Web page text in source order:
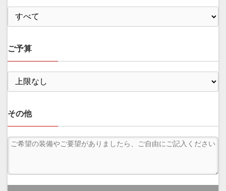
ご予算
その他